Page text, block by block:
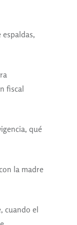
espaldas,
fiscal
qué
la madre
cuando el